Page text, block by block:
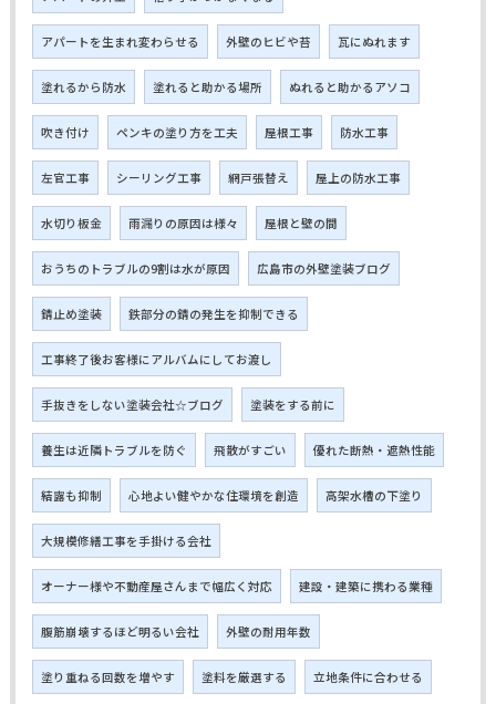
アパートを生まれ変わらせる 外壁のヒビや苔 瓦にぬれます
塗れるから防水 塗れると助かる場所 ぬれると助かるアソコ
吹き付け ペンキの塗り方を工夫 屋根工事 防水工事
左官工事 シーリング工事 網戸張替え 屋上の防水工事
水切り板金 雨漏りの原因は様々 屋根と壁の間
おうちのトラブルの9割は水が原因 広島市の外壁塗装ブログ
錆止め塗装 鉄部分の錆の発生を抑制できる
工事終了後お客様にアルバムにしてお渡し
手抜きをしない塗装会社☆ブログ 塗装をする前に
養生は近隣トラブルを防ぐ 飛散がすごい 優れた断熱・遮熱性能
結露も抑制 心地よい健やかな住環境を創造 高架水槽の下塗り
大規模修繕工事を手掛ける会社
オーナー様や不動産屋さんまで幅広く対応 建設・建築に携わる業種
腹筋崩壊するほど明るい会社 外壁の耐用年数
塗り重ねる回数を増やす 塗料を厳選する 立地条件に合わせる